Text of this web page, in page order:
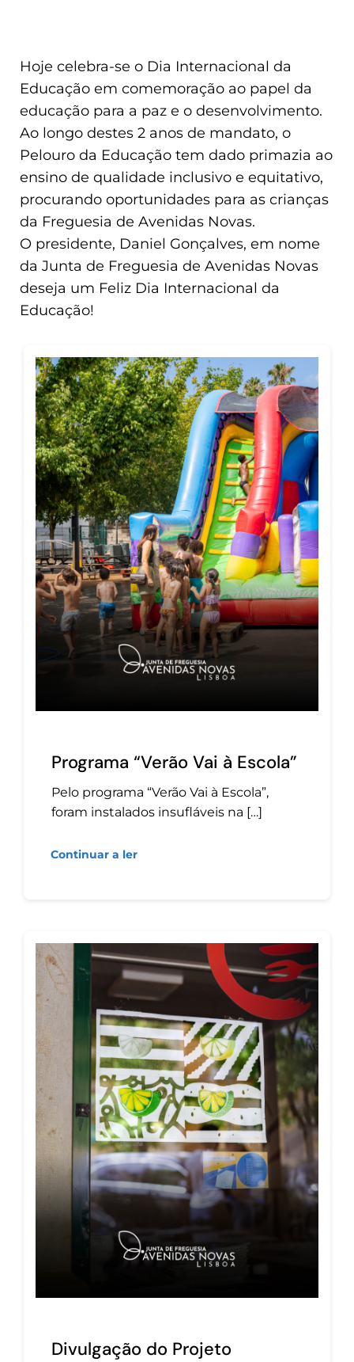
Hoje celebra-se o Dia Internacional da
Educação em comemoração ao papel da
educação para a paz e o desenvolvimento.
Ao longo destes 2 anos de mandato, o
Pelouro da Educação tem dado primazia ao
ensino de qualidade inclusivo e equitativo,
procurando oportunidades para as crianças
da Freguesia de Avenidas Novas.
O presidente, Daniel Gonçalves, em nome
da Junta de Freguesia de Avenidas Novas
deseja um Feliz Dia Internacional da
Educação!
Programa “Verão Vai à Escola”
Pelo programa “Verão Vai à Escola”,
foram instalados insufláveis na […]
Continuar a ler
Divulgação do Projeto